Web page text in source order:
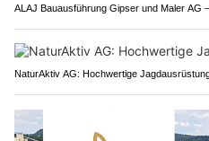
ALAJ Bauausführung Gipser und Maler AG
NaturAktiv AG: Hochwertige